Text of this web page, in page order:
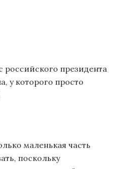
российского президента
у которого просто
маленькая часть
поскольку